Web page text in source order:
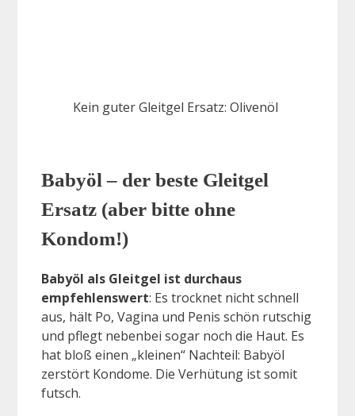
Kein guter Gleitgel Ersatz: Olivenöl
Babyöl – der beste Gleitgel
Ersatz (aber bitte ohne
Kondom!)
Babyöl als Gleitgel ist durchaus
empfehlenswert: Es trocknet nicht schnell
aus, hält Po, Vagina und Penis schön rutschig
und pflegt nebenbei sogar noch die Haut. Es
hat bloß einen „kleinen“ Nachteil: Babyöl
zerstört Kondome. Die Verhütung ist somit
futsch.